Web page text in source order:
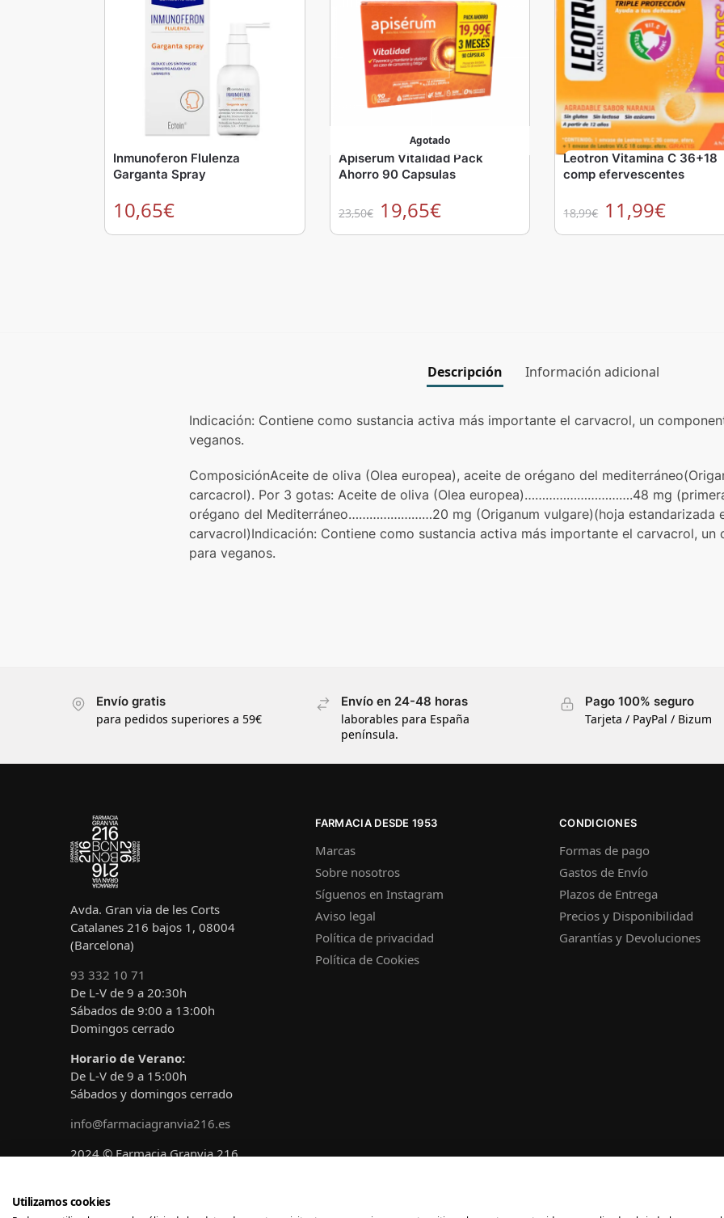
Inmunoferon Flulenza
Garganta Spray
10,65€
Agotado
Apiserum Vitalidad Pack
Ahorro 90 Capsulas
23,50€ 19,65€
Leotron Vitamina C 36+18
comp efervescentes
18,99€ 11,99€
Descripción Información adicional
Indicación: Contiene como sustancia activa más importante el carvacrol, un
veganos.
ComposiciónAceite de oliva (Olea europea), aceite de orégano del
carcacrol). Por 3 gotas: Aceite de oliva (Olea europea)………………………….48 mg
orégano del Mediterráneo……………………20 mg (Origanum vulgare)(hoja estandarizada
carvacrol)Indicación: Contiene como sustancia activa más importante el carvacrol,
para veganos.
Envío gratis
para pedidos superiores a 59€
Envío en 24-48 horas
laborables para España
península.
Pago 100% seguro
Tarjeta / PayPal / Bizum
Avda. Gran via de les Corts
Catalanes 216 bajos 1, 08004
(Barcelona)
93 332 10 71
De L-V de 9 a 20:30h
Sábados de 9:00 a 13:00h
Domingos cerrado
Horario de Verano:
De L-V de 9 a 15:00h
Sábados y domingos cerrado
info@farmaciagranvia216.es
2024 © Farmacia Granvia 216
FARMACIA DESDE 1953
Marcas
Sobre nosotros
Síguenos en Instagram
Aviso legal
Política de privacidad
Política de Cookies
CONDICIONES
Formas de pago
Gastos de Envío
Plazos de Entrega
Precios y Disponibilidad
Garantías y Devoluciones
Utilizamos cookies